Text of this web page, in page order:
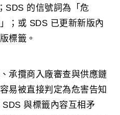
SDS 的信號詞為「危
；或 SDS 已更新新版內
標籤。
承攬商入廠審查與供應鏈
易被直接判定為危害告知
與標籤內容互相矛